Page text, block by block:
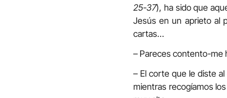
25-37), ha sido que
Jesús en un aprieto al
cartas…
– Pareces contento-me
– El corte que le diste
mientras recogíamos